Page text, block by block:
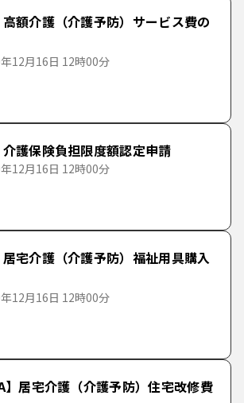
高額介護（介護予防）サービス費の
12月16日 12時00分
介護保険負担限度額認定申請
12月16日 12時00分
居宅介護（介護予防）福祉用具購入
12月16日 12時00分
】居宅介護（介護予防）住宅改修費